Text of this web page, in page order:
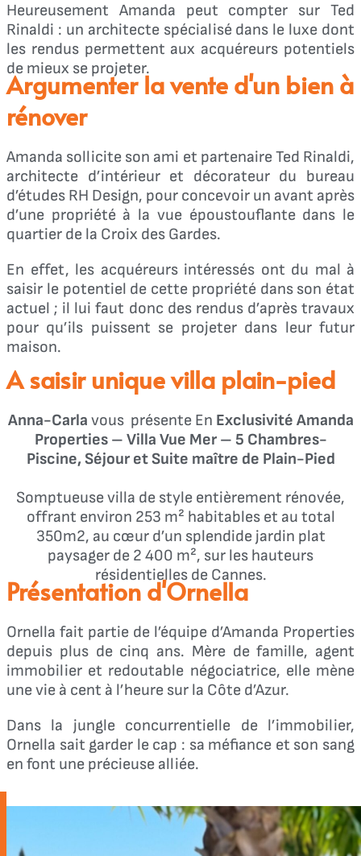
Heureusement Amanda peut compter sur Ted
Rinaldi : un architecte spécialisé dans le luxe dont
les rendus permettent aux acquéreurs potentiels
de mieux se projeter.
Argumenter la vente d'un bien à
rénover
Amanda sollicite son ami et partenaire Ted Rinaldi,
architecte d’intérieur et décorateur du bureau
d’études RH Design, pour concevoir un avant après
d’une propriété à la vue époustouflante dans le
quartier de la Croix des Gardes.
En effet, les acquéreurs intéressés ont du mal à
saisir le potentiel de cette propriété dans son état
actuel ; il lui faut donc des rendus d’après travaux
pour qu’ils puissent se projeter dans leur futur
maison.
A saisir unique villa plain-pied
Anna-Carla vous présente En Exclusivité Amanda
Properties – Villa Vue Mer – 5 Chambres-
Piscine, Séjour et Suite maître de Plain-Pied
Somptueuse villa de style entièrement rénovée,
offrant environ 253 m² habitables et au total
350m2, au cœur d’un splendide jardin plat
paysager de 2 400 m², sur les hauteurs
résidentielles de Cannes.
Présentation d'Ornella​
Ornella fait partie de l’équipe d’Amanda Properties
depuis plus de cinq ans. Mère de famille, agent
immobilier et redoutable négociatrice, elle mène
une vie à cent à l’heure sur la Côte d’Azur.
Dans la jungle concurrentielle de l’immobilier,
Ornella sait garder le cap : sa méfiance et son sang
en font une précieuse alliée.